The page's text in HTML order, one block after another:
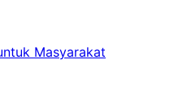
Masyarakat